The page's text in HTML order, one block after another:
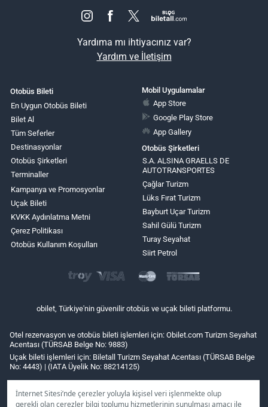
İnternet Sitesi’nde çerezler yoluyla kişisel veri işlenmekte olup
gerekli olan çerezler bilgi toplumu hizmetlerinin sunulması amacı ile
Yardıma mı ihtiyacınız var?
Yardım ve İletişim
Otobüs Bileti
En Uygun Otobüs Bileti
Bilet Al
Tüm Seferler
Destinasyonlar
Otobüs Şirketleri
Terminaller
Kampanya ve Promosyonlar
Uçak Bileti
KVKK Aydınlatma Metni
Çerez Politikası
Otobüs Kullanım Koşulları
Mobil Uygulamalar
App Store
Google Play Store
App Gallery
Otobüs Şirketleri
S.A. ALSINA GRAELLS DE
AUTOTRANSPORTES
Çağlar Turizm
Lüks Fırat Turizm
Bayburt Uçar Turizm
Sahil Gülü Turizm
Turay Seyahat
Siirt Petrol
obilet, Türkiye'nin güvenilir otobüs ve uçak bileti platformu.
Otel rezervasyon ve otobüs bileti işlemleri için: Obilet.com Turizm Seyahat
Acentası (TÜRSAB Belge No: 9883)
Uçak bileti işlemleri için: Biletall Turizm Seyahat Acentası (TÜRSAB Belge
No: 4443) | (IATA Üyelik No: 88214125)